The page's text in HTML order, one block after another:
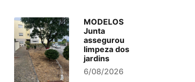
MODELOS
Junta
assegurou
limpeza dos
jardins
6/08/2026